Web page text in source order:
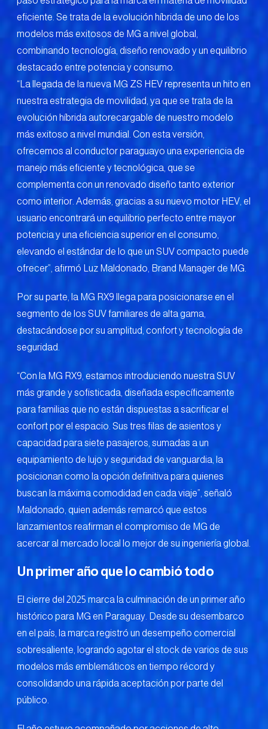
eficiente. Se trata de la evolución híbrida de uno de los
modelos más exitosos de MG a nivel global,
combinando tecnología, diseño renovado y un equilibrio
destacado entre potencia y consumo.
“La llegada de la nueva MG ZS HEV representa un hito en
nuestra estrategia de movilidad, ya que se trata de la
evolución híbrida autorecargable de nuestro modelo
más exitoso a nivel mundial. Con esta versión,
ofrecemos al conductor paraguayo una experiencia de
manejo más eficiente y tecnológica, que se
complementa con un renovado diseño tanto exterior
como interior. Además, gracias a su nuevo motor HEV, el
usuario encontrará un equilibrio perfecto entre mayor
potencia y una eficiencia superior en el consumo,
elevando el estándar de lo que un SUV compacto puede
ofrecer”, afirmó Luz Maldonado, Brand Manager de MG.
Por su parte, la MG RX9 llega para posicionarse en el
segmento de los SUV familiares de alta gama,
destacándose por su amplitud, confort y tecnología de
seguridad.
“Con la MG RX9, estamos introduciendo nuestra SUV
más grande y sofisticada, diseñada específicamente
para familias que no están dispuestas a sacrificar el
confort por el espacio. Sus tres filas de asientos y
capacidad para siete pasajeros, sumadas a un
equipamiento de lujo y seguridad de vanguardia, la
posicionan como la opción definitiva para quienes
buscan la máxima comodidad en cada viaje”, señaló
Maldonado, quien además remarcó que estos
lanzamientos reafirman el compromiso de MG de
acercar al mercado local lo mejor de su ingeniería global.
Un primer año que lo cambió todo
El cierre del 2025 marca la culminación de un primer año
histórico para MG en Paraguay. Desde su desembarco
en el país, la marca registró un desempeño comercial
sobresaliente, logrando agotar el stock de varios de sus
modelos más emblemáticos en tiempo récord y
consolidando una rápida aceptación por parte del
público.